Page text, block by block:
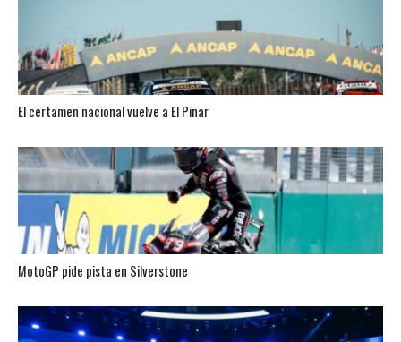
El certamen nacional vuelve a El Pinar
MotoGP pide pista en Silverstone